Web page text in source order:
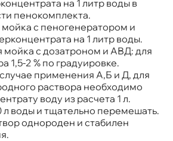
на 1 литр воды
пенокомплекта.
мойка с пеногенератором и
на 1 литр воды.
мойка с дозатроном и АВД: для
1,5-2 % по градуировке.
применения А,Б и Д, для
раствора необходимо
воду из расчета 1 л.
л воды и тщательно перемешать.
однороден и стабилен